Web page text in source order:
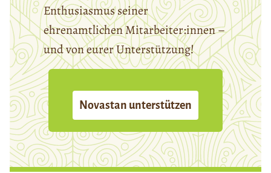
Enthusiasmus seiner
ehrenamtlichen Mitarbeiter:innen –
und von eurer Unterstützung!
Novastan unterstützen